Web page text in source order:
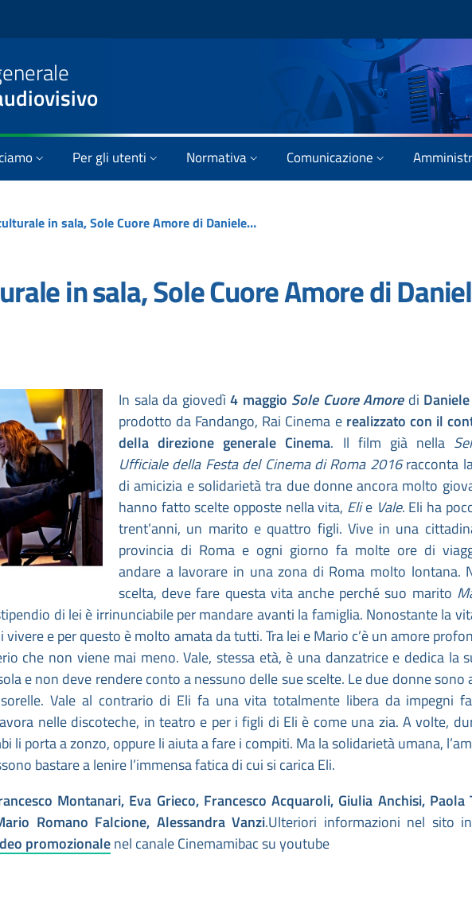
Per gli utenti Normativa Comunicazione
Interesse culturale in sala, Sole Cuore Amore di Daniele Vicari
in sala, Sole Cuore Amore di
In sala da giovedì4 maggio Sole Cuore Amoredi
prodotto da Fandango, Rai Cinema e realizzato con il
della direzione generale Cinema. Il film già nella
Ufficiale della Festa del Cinema di Roma 2016racconta
di amicizia e solidarietà tra due donne ancora molto
hanno fatto scelte opposte nella vita, Elie Vale. Eli ha
trent’anni, un marito e quattro figli. Vive in una
provincia di Roma e ogni giorno fa molte ore di
andare a lavorare in una zona di Roma molto lontana.
scelta, deve fare questa vita anche perché suo marito
di lei è irrinunciabile per mandare avanti la famiglia. Nonostante la
vivere e per questo è molto amata da tutti. Tra lei e Mario c’è un amore
che non viene mai meno. Vale, stessa età, è una danzatrice e dedica la
e non deve rendere conto a nessuno delle sue scelte. Le due donne sono
Vale al contrario di Eli fa una vita totalmente libera da impegni
nelle discoteche, in teatro e per i figli di Eli è come una zia. A volte,
li porta a zonzo, oppure li aiuta a fare i compiti. Ma la solidarietà umana,
bastare a lenire l’immensa fatica di cui si carica Eli.
Montanari, Eva Grieco, Francesco Acquaroli, Giulia Anchisi, Paola
Romano Falcione, Alessandra Vanzi.Ulteriori informazioni nel sito
promozionalenel canale Cinemamibac su youtube